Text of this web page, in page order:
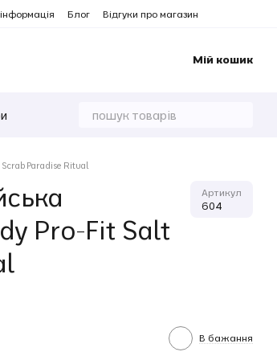
Блог Відгуки про магазин
Мій кошик
Paradise Ritual
Pro-Fit Salt
Артикул
604
В бажання